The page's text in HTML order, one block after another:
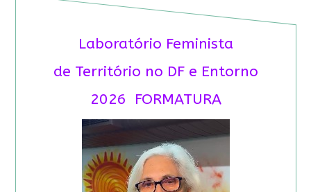
Laboratório Feminista
de Território no DF e Entorno
2026 FORMATURA